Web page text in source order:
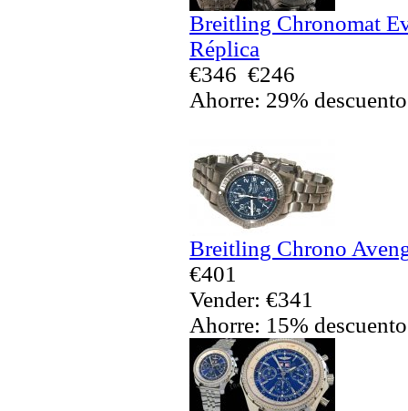
Breitling Chronomat
Réplica
€346 €246
Ahorre: 29% descuento
Breitling Chrono
€401
Vender: €341
Ahorre: 15% descuento